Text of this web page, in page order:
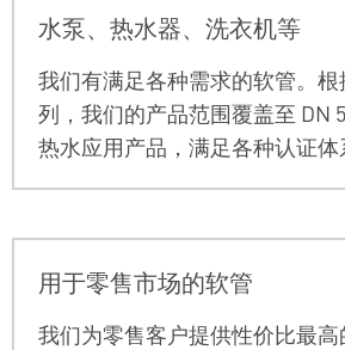
水泵、热水器、洗衣机等
我们有满足各种需求的软管。
列，我们的产品范围覆盖至 DN
热水应用产品，满足各种认证体
用于零售市场的软管
我们为零售客户提供性价比最高